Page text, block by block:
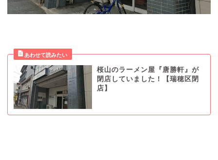
桜山のラーメン屋『唐勝軒』が
閉店していました！【瑞穂区閉
店】